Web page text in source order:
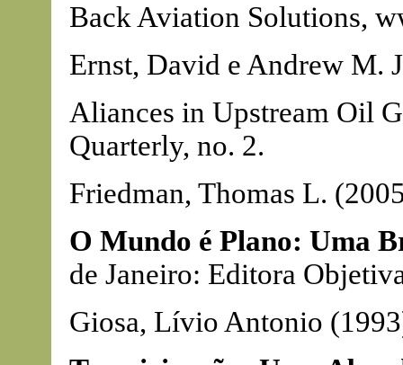
Back Aviation Solutions,
Ernst, David e Andrew M.
Aliances in Upstream Oil
Quarterly, no. 2.
Friedman, Thomas L.
O Mundo é Plano: Uma
de Janeiro: Editora
Giosa, Lívio Antonio